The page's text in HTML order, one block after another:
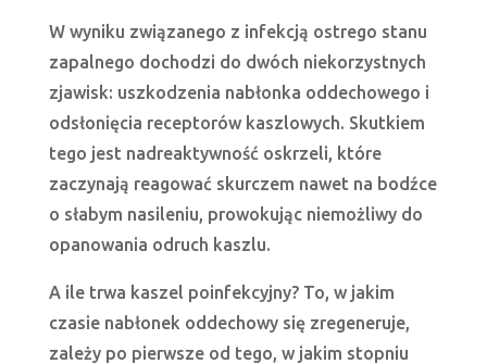
W wyniku związanego z infekcją ostrego stanu
zapalnego dochodzi do dwóch niekorzystnych
zjawisk: uszkodzenia nabłonka oddechowego i
odsłonięcia receptorów kaszlowych. Skutkiem
tego jest nadreaktywność oskrzeli, które
zaczynają reagować skurczem nawet na bodźce
o słabym nasileniu, prowokując niemożliwy do
opanowania odruch kaszlu.
A ile trwa kaszel poinfekcyjny? To, w jakim
czasie nabłonek oddechowy się zregeneruje,
zależy po pierwsze od tego, w jakim stopniu